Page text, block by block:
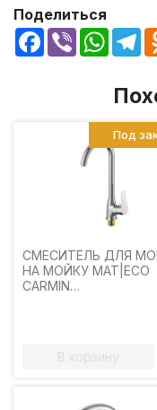
Поделиться
Facebook
Viber
СМЕСИТЕЛЬ ДЛЯ
НА МОЙКУ MAT|ECO
CARMIN
В корзину
Под